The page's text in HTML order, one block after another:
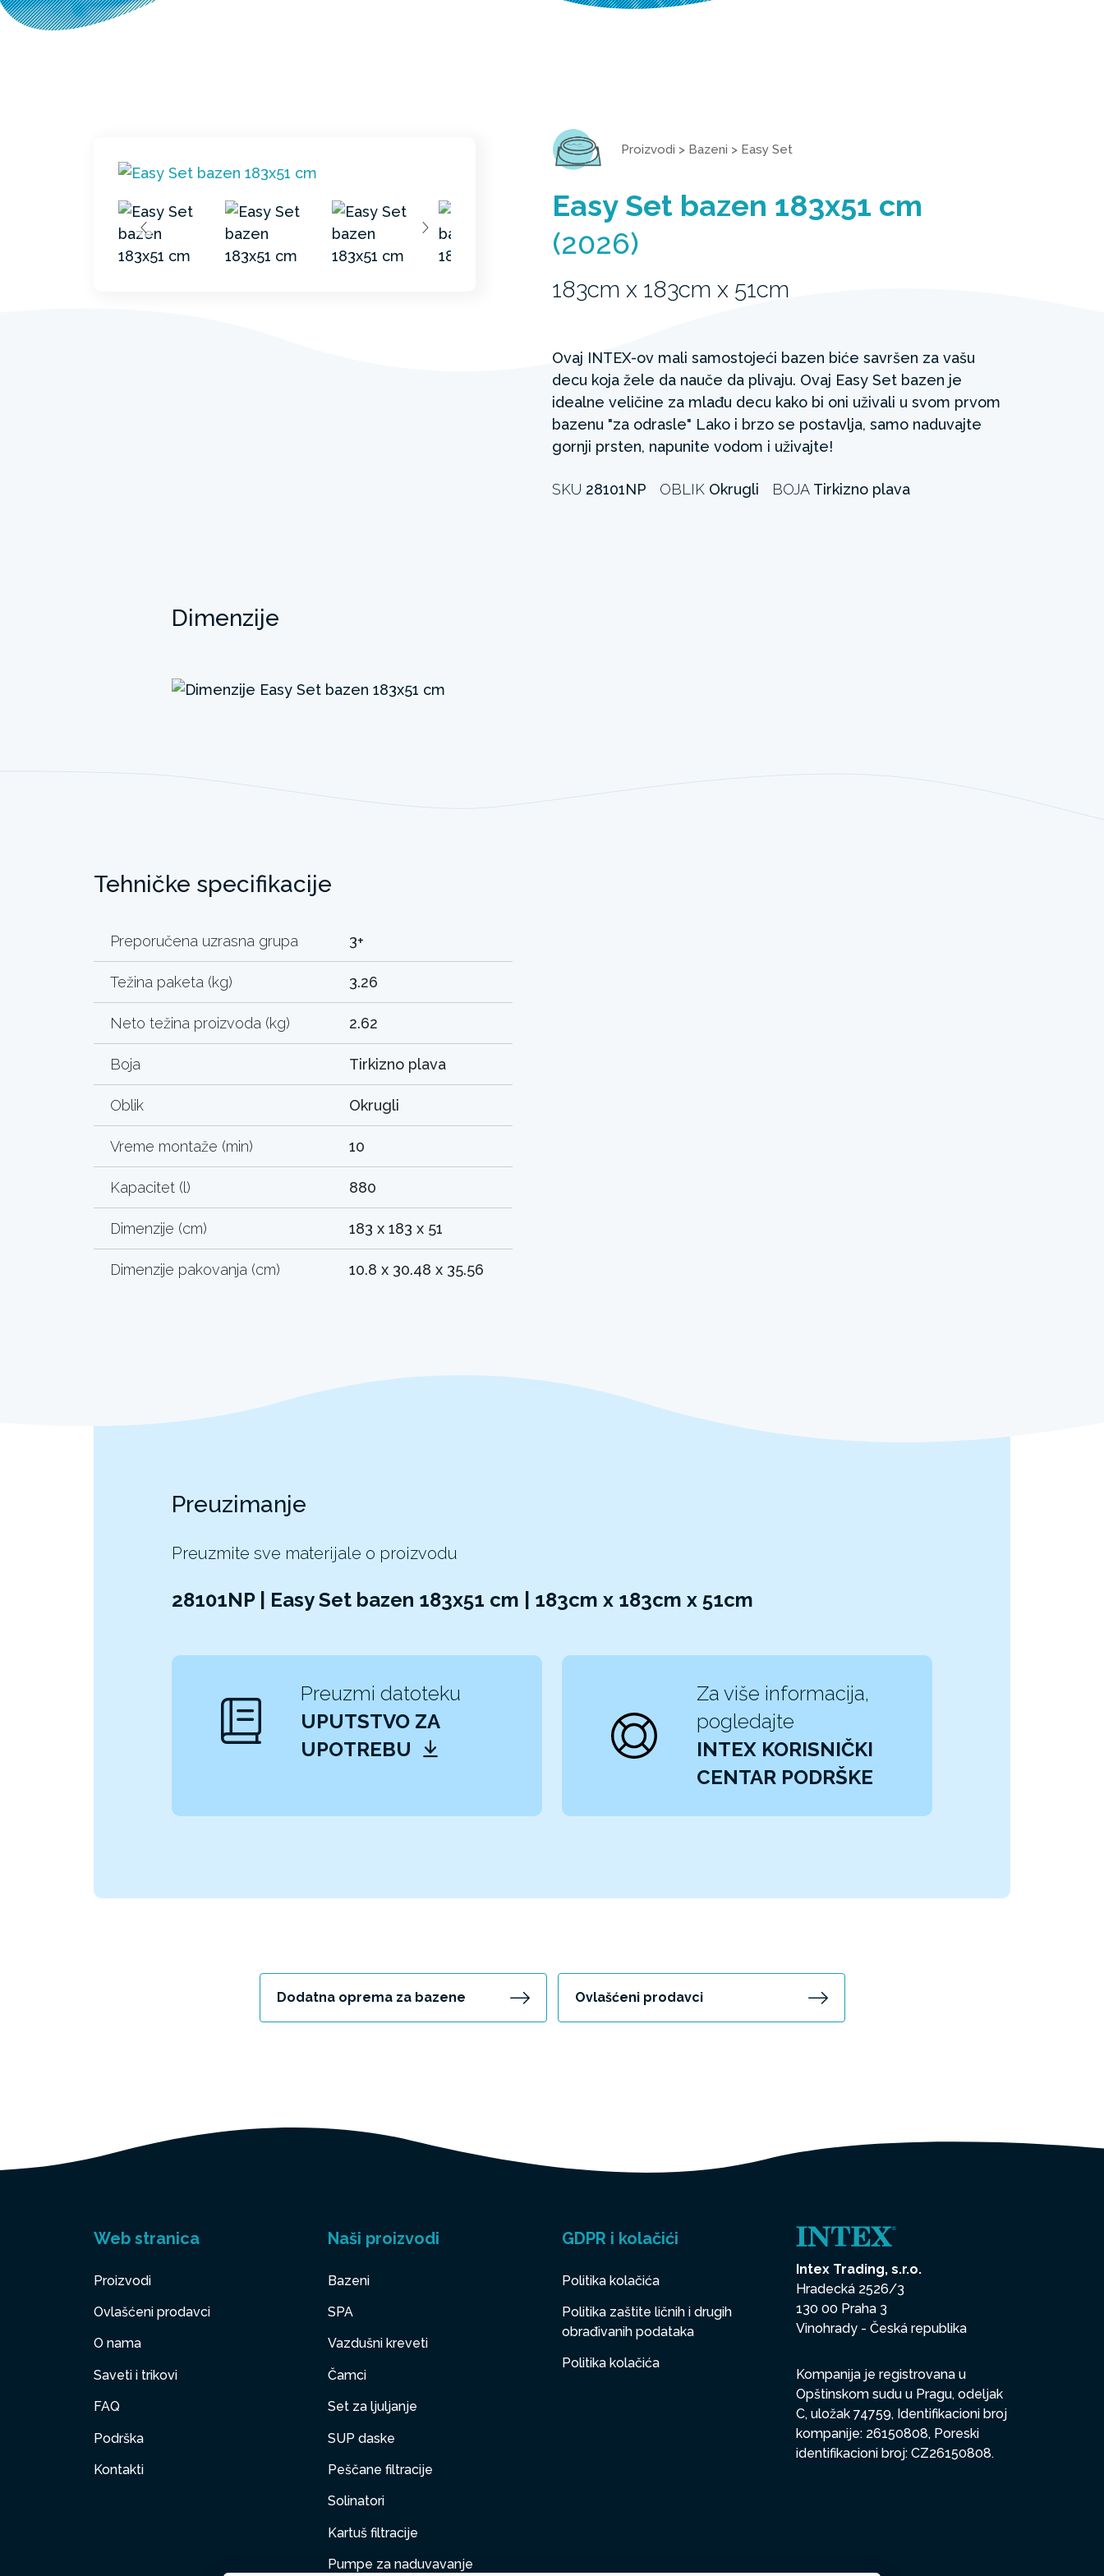
Proizvodi > Bazeni > Easy Set
Easy Set bazen 183x51 cm
(2026)
183cm x 183cm x 51cm
Ovaj INTEX-ov mali samostojeći bazen biće savršen za vašu
decu koja žele da nauče da plivaju. Ovaj Easy Set bazen je
idealne veličine za mlađu decu kako bi oni uživali u svom prvom
bazenu "za odrasle" Lako i brzo se postavlja, samo naduvajte
gornji prsten, napunite vodom i uživajte!
SKU 28101NP OBLIK Okrugli BOJA Tirkizno plava
Dimenzije
Tehničke specifikacije
Preporučena uzrasna grupa 3+
Težina paketa (kg) 3.26
Neto težina proizvoda (kg) 2.62
Boja Tirkizno plava
Oblik Okrugli
Vreme montaže (min) 10
Kapacitet (l) 880
Dimenzije (cm) 183 x 183 x 51
Dimenzije pakovanja (cm) 10.8 x 30.48 x 35.56
Preuzimanje
Preuzmite sve materijale o proizvodu
28101NP | Easy Set bazen 183x51 cm | 183cm x 183cm x 51cm
Preuzmi datoteku
UPUTSTVO ZA
UPOTREBU
Za više informacija,
pogledajte
INTEX KORISNIČKI
CENTAR PODRŠKE
Dodatna oprema za bazene Ovlašćeni prodavci
Web stranica
Proizvodi
Ovlašćeni prodavci
O nama
Saveti i trikovi
FAQ
Podrška
Kontakti
Naši proizvodi
Bazeni
SPA
Vazdušni kreveti
Čamci
Set za ljuljanje
SUP daske
Peščane filtracije
Solinatori
Kartuš filtracije
Pumpe za naduvavanje
GDPR i kolačići
Politika kolačića
Politika zaštite ličnih i drugih
obrađivanih podataka
Politika kolačića
Intex Trading, s.r.o.
Hradecká 2526/3
130 00 Praha 3
Vinohrady - Česká republika
Kompanija je registrovana u
Opštinskom sudu u Pragu, odeljak
C, uložak 74759, Identifikacioni broj
kompanije: 26150808, Poreski
identifikacioni broj: CZ26150808.